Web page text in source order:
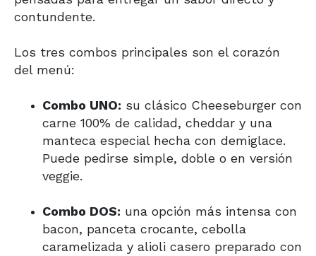
contundente.
Los tres combos principales son el corazón
del menú:
Combo UNO: su clásico Cheeseburger con
carne 100% de calidad, cheddar y una
manteca especial hecha con demiglace.
Puede pedirse simple, doble o en versión
veggie.
Combo DOS: una opción más intensa con
bacon, panceta crocante, cebolla
caramelizada y alioli casero preparado con